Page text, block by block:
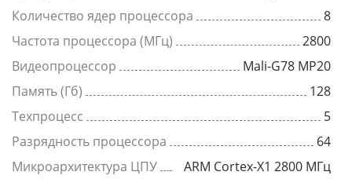
Количество ядер процессора
8
Частота процессора (МГц)
2800
Видеопроцессор
Mali-G78 MP20
Память (Гб)
128
Техпроцесс
5
Разрядность процессора
64
Микроархитектура ЦПУ
ARM Cortex-X1 2800 МГц